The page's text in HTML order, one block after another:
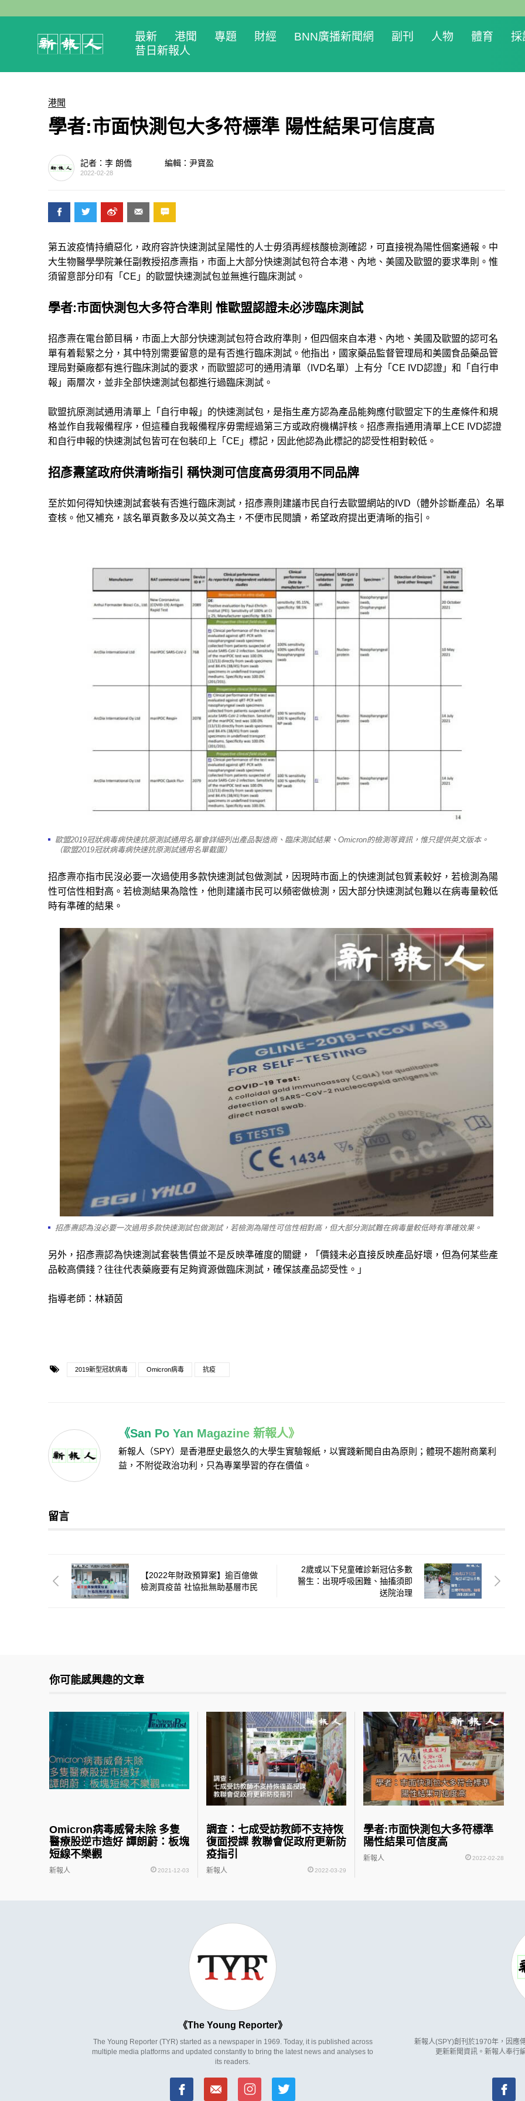
最新 港聞 專題 財經 BNN廣播新聞網 副刊 人物 體育 採
昔日新報人
港聞
學者:市面快測包大多符標準 陽性結果可信度高
記者：李 朗僑 編輯：尹寶盈
2022-02-28
第五波疫情持續惡化，政府容許快速測試呈陽性的人士毋須再經核酸檢測確認，可直接視為陽性個案通報。中
大生物醫學學院兼任副教授招彥燾指，市面上大部分快速測試包符合本港、內地、美國及歐盟的要求準則。惟
須留意部分印有「CE」的歐盟快速測試包並無進行臨床測試。
學者:市面快測包大多符合準則 惟歐盟認證未必涉臨床測試
招彥燾在電台節目稱，市面上大部分快速測試包符合政府準則，但四個來自本港、內地、美國及歐盟的認可名
單有着鬆緊之分，其中特別需要留意的是有否進行臨床測試。他指出，國家藥品監督管理局和美國食品藥品管
理局對藥廠都有進行臨床測試的要求，而歐盟認可的通用清單（IVD名單）上有分「CE IVD認證」和「自行申
報」兩層次，並非全部快速測試包都進行過臨床測試。
歐盟抗原測試通用清單上「自行申報」的快速測試包，是指生產方認為產品能夠應付歐盟定下的生產條件和規
格並作自我報備程序，但這種自我報備程序毋需經過第三方或政府機構評核。招彥燾指通用清單上CE IVD認證
和自行申報的快速測試包皆可在包裝印上「CE」標記，因此他認為此標記的認受性相對較低。
招彥燾望政府供清晰指引 稱快測可信度高毋須用不同品牌
至於如何得知快速測試套裝有否進行臨床測試，招彥燾則建議市民自行去歐盟網站的IVD（體外診斷產品）名單
查核。他又補充，該名單頁數多及以英文為主，不便市民閱讀，希望政府提出更清晰的指引。
歐盟2019冠狀病毒病快速抗原測試通用名單會詳細列出產品製造商、臨床測試結果、Omicron的檢測等資訊，惟只提供英文版本。
（歐盟2019冠狀病毒病快速抗原測試通用名單截圖）
招彥燾亦指市民沒必要一次過使用多款快速測試包做測試，因現時市面上的快速測試包質素較好，若檢測為陽
性可信性相對高。若檢測結果為陰性，他則建議市民可以頻密做檢測，因大部分快速測試包難以在病毒量較低
時有準確的結果。
招彥燾認為沒必要一次過用多款快速測試包做測試，若檢測為陽性可信性相對高，但大部分測試難在病毒量較低時有準確效果。
另外，招彥燾認為快速測試套裝售價並不是反映準確度的關鍵，「價錢未必直接反映產品好壞，但為何某些產
品較高價錢？往往代表藥廠要有足夠資源做臨床測試，確保該產品認受性。」
指導老師：林穎茵
2019新型冠狀病毒 Omicron病毒 抗疫
《San Po Yan Magazine 新報人》
新報人（SPY）是香港歷史最悠久的大學生實驗報紙，以實踐新聞自由為原則；體現不趨附商業利
益，不附從政治功利，只為專業學習的存在價值。
留言
【2022年財政預算案】逾百億做
檢測買疫苗 社協批無助基層市民
2歲或以下兒童確診新冠佔多數
醫生：出現呼吸困難、抽搐須即
送院治理
你可能感興趣的文章
Omicron病毒威脅未除 多隻
醫療股逆市造好 譚朗蔚：板塊
短線不樂觀
新報人 2021-12-03
調查：七成受訪教師不支持恢
復面授課 教聯會促政府更新防
疫指引
新報人 2022-03-29
學者:市面快測包大多符標準
陽性結果可信度高
新報人 2022-02-28
The Young Reporter
The Young Reporter (TYR) started as a newspaper in 1969. Today, it is published across
multiple media platforms and updated constantly to bring the latest news and analyses to
its readers.
新報人(SPY)創刊於1970年，因應
更新新聞資訊。新報人奉行